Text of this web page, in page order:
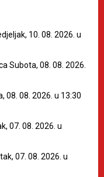
10. 08. 2026. u
Subota, 08. 08. 2026.
08. 08. 2026. u 13:30
07. 08. 2026. u
07. 08. 2026. u